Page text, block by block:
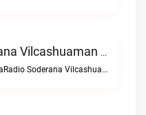
Radio Soderana Vilcashuaman Live
Lo mejor en musicaRadio Soderana Vilcashuaman live